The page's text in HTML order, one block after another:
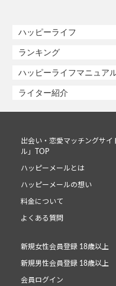
ハッピーライフ
ランキング
ハッピーライフマニュア
ライター紹介
出会い・恋愛マッチングサ
ル」TOP
ハッピーメールとは
ハッピーメールの想い
料金について
よくある質問
新規女性会員登録 18歳以上
新規男性会員登録 18歳以上
会員ログイン